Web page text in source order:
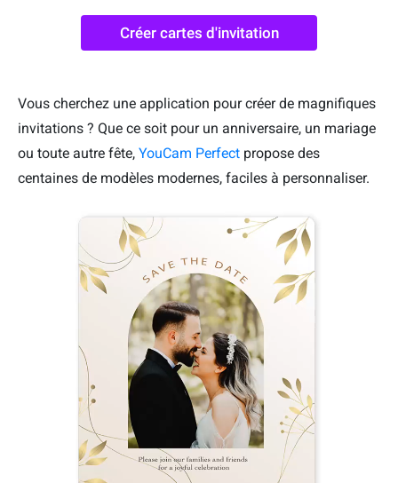
Créer cartes d'invitation
Vous cherchez une application pour créer de magnifiques
invitations ? Que ce soit pour un anniversaire, un mariage
ou toute autre fête, YouCam Perfect propose des
centaines de modèles modernes, faciles à personnaliser.